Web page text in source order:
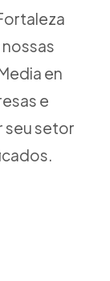
en
e
seu setor